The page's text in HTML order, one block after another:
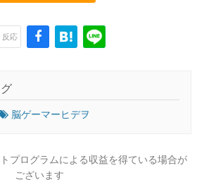
反応
脳ゲーマーヒデヲ
プログラムによる収益を得ている場合が
ございます